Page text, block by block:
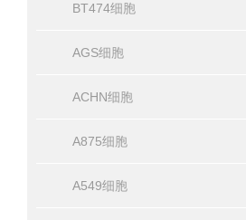
BT474细胞
AGS细胞
ACHN细胞
A875细胞
A549细胞